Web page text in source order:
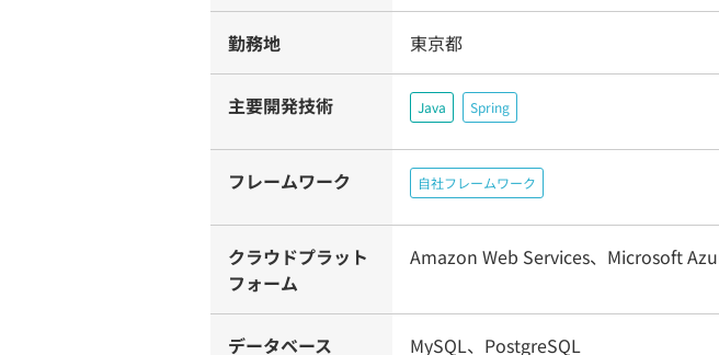
勤務地 東京都
主要開発技術 Java Spring
フレームワーク 自社フレームワーク
クラウドプラット
フォーム
Amazon Web Services、Microsoft
データベース MySQL、PostgreSQL